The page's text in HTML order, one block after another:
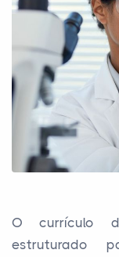
O currículo
estruturado